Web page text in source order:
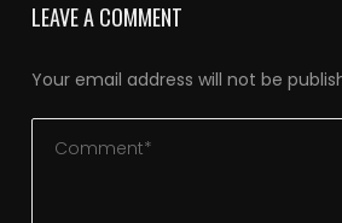
LEAVE A COMMENT
Your email address will not be